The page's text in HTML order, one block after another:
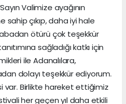
Sayın Valimize ayağının
sahip çıkıp, daha iyi hale
ötürü çok teşekkür
sağladığı katkı için
ile Adanalılara,
dolayı teşekkür ediyorum.
var. Birlikte hareket ettiğimiz
her geçen yıl daha etkili